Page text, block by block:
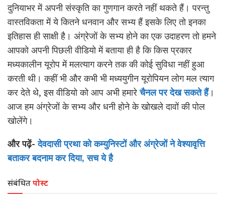
दुनियाभर में अपनी संस्कृति का गुणगान करते नहीं थकते हैं। परन्तु
वास्तविकता में ये कितने धनवान और सभ्य हैं इसके लिए तो इनका
इतिहास ही साक्षी है। अंग्रेजों के सभ्य होने का एक उदाहरण तो हमने
आपको अपनी पिछली वीडियो में बताया ही है कि किस प्रकार
मध्यकालीन यूरोप में मलत्याग करने तक की कोई सुविधा नहीं हुआ
करती थी। कहीं भी और कभी भी मध्ययुगीन यूरोपियन लोग मल त्याग
कर देते थे, इस वीडियो को आप अभी हमारेचैनल पर देख सकते हैं।
आज हम अंग्रेजों के सभ्य और धनी होने के खोखले दावों की पोल
खोलेंगे।
और पढ़ें-देवदासी प्रथा को कम्युनिस्टों और अंग्रेजों ने वेश्यावृत्ति
बताकर बदनाम कर दिया, सच ये है
संबंधितपोस्ट